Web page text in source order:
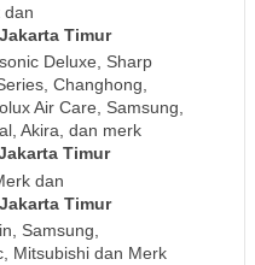
dan
Timur
Deluxe, Sharp
Changhong,
Air Care, Samsung,
Akira, dan merk
Timur
dan
Timur
Samsung,
Mitsubishi dan Merk